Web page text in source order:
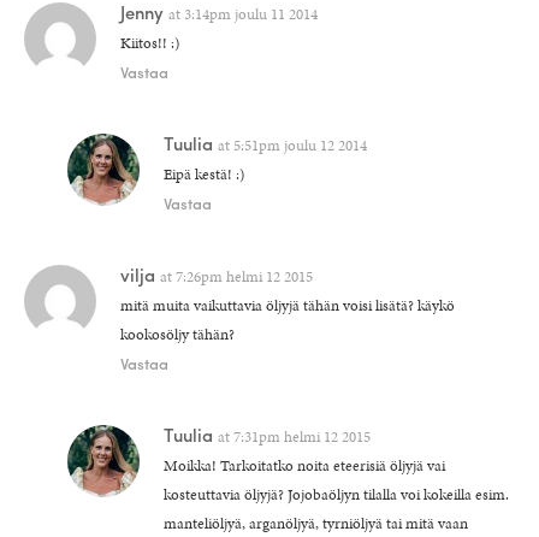
Jenny at 3:14pm joulu 11 2014
Kiitos!! :)
Vastaa
Tuulia at 5:51pm joulu 12 2014
Eipä kestä! :)
Vastaa
vilja at7:26pm helmi 12 2015
mitä muita vaikuttavia öljyjä tähän voisi lisätä? käykö
kookosöljy tähän?
Vastaa
Tuulia at7:31pm helmi 12 2015
Moikka! Tarkoitatko noita eteerisiä öljyjä vai
kosteuttavia öljyjä? Jojobaöljyn tilalla voi kokeilla esim.
manteliöljyä, arganöljyä, tyrniöljyä tai mitä vaan